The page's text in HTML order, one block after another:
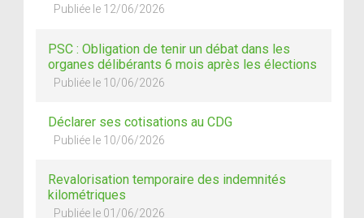
Publiée le 12/06/2026
PSC : Obligation de tenir un débat dans les
organes délibérants 6 mois après les élections
Publiée le 10/06/2026
Déclarer ses cotisations au CDG
Publiée le 10/06/2026
Revalorisation temporaire des indemnités
kilométriques
Publiée le 01/06/2026